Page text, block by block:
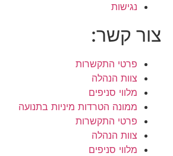
נגישות
צור קשר:
פרטי התקשרות
צוות הנהלה
מלווי סניפים
ממונה הטרדות מיניות בתנועה
פרטי התקשרות
צוות הנהלה
מלווי סניפים